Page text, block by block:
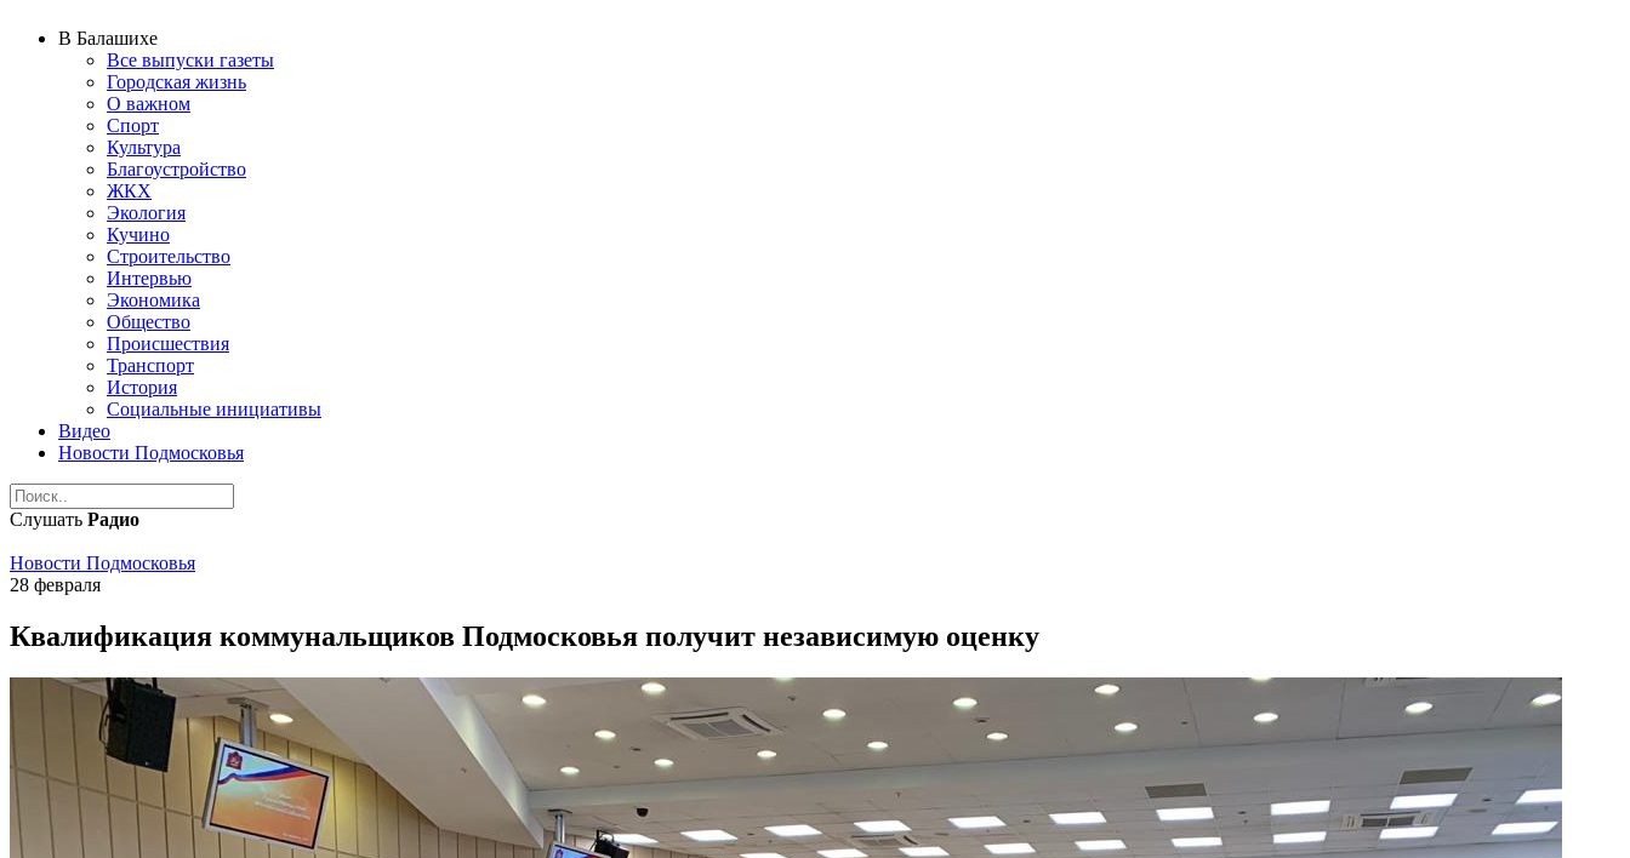
В Балашихе
Все выпуски газеты
Городская жизнь
О важном
Спорт
Культура
Благоустройство
ЖКХ
Экология
Кучино
Строительство
Интервью
Экономика
Общество
Происшествия
Транспорт
История
Социальные инициативы
Видео
Новости Подмосковья
Слушать Радио
Новости Подмосковья
28 февраля
Квалификация коммунальщиков Подмосковья получит независимую оценку